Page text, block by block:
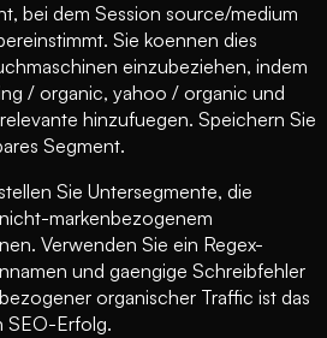
bei dem Session source/medium
Sie koennen dies
einzubeziehen, indem
/ organic, yahoo / organic und
hinzufuegen. Speichern Sie
Segment.
Sie Untersegmente, die
markenbezogenem
Verwenden Sie ein Regex-
und gaengige Schreibfehler
organischer Traffic ist das
SEO-Erfolg.